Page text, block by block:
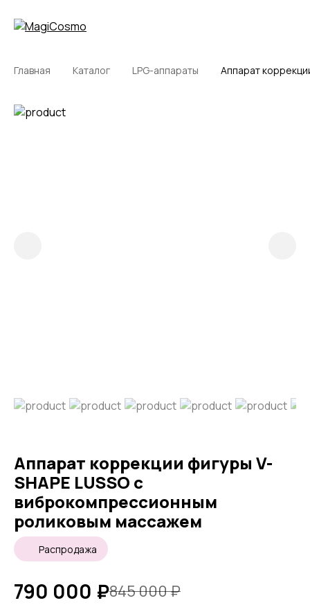
Главная Каталог LPG-аппараты Аппарат
Аппарат коррекции фигуры V-
SHAPE LUSSO с
виброкомпрессионным
роликовым массажем
Распродажа
790 000 ₽845 000₽